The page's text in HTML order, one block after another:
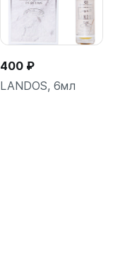
400 ₽
LANDOS, 6мл